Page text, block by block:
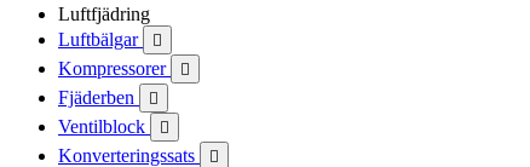
Luftfjädring
Luftbälgar

Kompressorer 
Fjäderben 
Ventilblock 
Konverteringssats 